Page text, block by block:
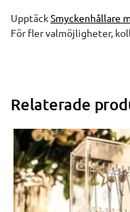
UpptäckSmyckenhållare
För fler valmöjligheter,
Relaterade